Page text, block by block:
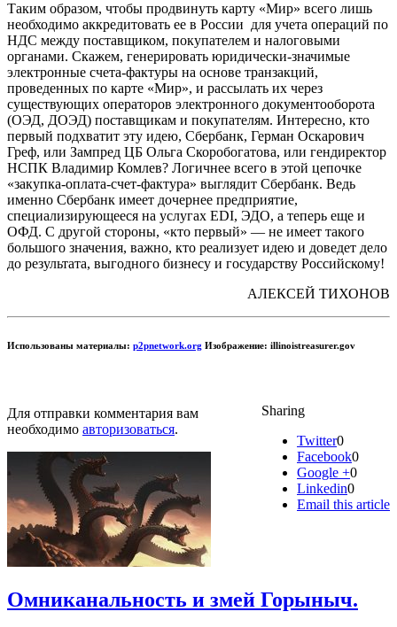
Таким образом, чтобы продвинуть карту «Мир» всего лишь
необходимо аккредитовать ее в России для учета операций по
НДС между поставщиком, покупателем и налоговыми
органами. Скажем, генерировать юридически-значимые
электронные счета-фактуры на основе транзакций,
проведенных по карте «Мир», и рассылать их через
существующих операторов электронного документооборота
(ОЭД, ДОЭД) поставщикам и покупателям. Интересно, кто
первый подхватит эту идею, Сбербанк, Герман Оскарович
Греф, или Зампред ЦБ Ольга Скоробогатова, или гендиректор
НСПК Владимир Комлев? Логичнее всего в этой цепочке
«закупка-оплата-счет-фактура» выглядит Сбербанк. Ведь
именно Сбербанк имеет дочернее предприятие,
специализирующееся на услугах EDI, ЭДО, а теперь еще и
ОФД. С другой стороны, «кто первый» — не имеет такого
большого значения, важно, кто реализует идею и доведет дело
до результата, выгодного бизнесу и государству Российскому!
АЛЕКСЕЙ ТИХОНОВ
Использованы материалы: p2pnetwork.org Изображение: illinoistreasurer.gov
Sharing
Twitter0
Facebook0
Google +0
Linkedin0
Email this article
Для отправки комментария вам
необходимо авторизоваться.
Омниканальность и змей Горыныч.